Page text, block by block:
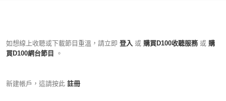
如想線上收聽或下載節目重溫，請立即 登入 或 購買D100收聽服務 或 購
買D100網台節目
。
新建帳戶，這請按此 註冊